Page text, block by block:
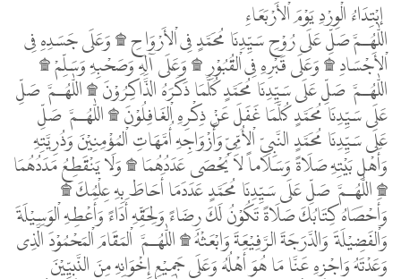
إبْتِدَاءُ الْوِرْدِ يَوْمَ اْلأَرْبَعَاءِ
اللّٰهُـمَّ صَلِّ عَلَى رُوْحِ سَيِّدِنَا مُحَمَّدٍ فِى اْلأَرْوَاحِ ۩ وَعَلَى جَسَدِهِ فِى
اْلأَجْسَادِ ۩ وَعَلَى قَبْرِهِ فِى اْلقُبُوْرِ ۩ وَعَلَى آلِهِ وَصَحْبِهِ وَسَلِّمْ ۩
اللّٰهُـمَّ صَلِّ عَلَى سَيِّدِنَا مُحَمَّدٍ كُلَّمَا ذَكَرَهُ الذَّاكِرُوْنَ ۩ اللّٰهُـمَّ صَلِّ
عَلَى سَيِّدِنَا مُحَمَّدٍ كُلَّمَا غَفَلَ عَنْ ذِكْرِهِ اْلغَافِلُوْنَ ۩ اللّٰهُـمَّ صَلِّ
عَلَى سَيِّدِنَا مُحَمَّدٍ النَّبِىِّ اْلأُمِّىِّ وَأَزْوَاجِهِ أُمَّهَاتِ اْلمُؤْمِنِيْنَ وَذُرِيَّتِهِ
وَأَهْلِ بَيْتِهِ صَلَاةً وَسَلَاماً لاَ يُحْصَى عَدَدُهُمَا ۩ وَلَا يَنْقَطِعُ مَدَدُهُمَا
۩ اللّٰهُـمَّ صَلِّ عَلَى سَيِّدِنَا مُحَمَّدٍ عَدَدَمَا أَحَاطَ بِهِ عِلْمُكَ ۩
وَأَحْصَاهُ كِتَابُكَ صَلَاةً تَكُوْنُ لَكَ رِضَاءً وَلِحَقِّهِ أَدَاءً وَأَعْطِهِ اْلوَسِيْلَةَ
وَاْلفَضِيْلَةَ وَالدَّرَجَةَ الرَّفِيْعَةَ وَابْعَثْهُ ۩ اللّٰهُـمَّ اْلمَقَامَ اْلمَحْمُوْدَ الَّذِى
وَعَدْتَهُ وَاجْزِهِ عَنَّا مَا هُوَ أَهْلُهُ وَعَلَى جَمِيْعِ إِخْوَانِهِ مِنَ النَّبِيِّيْنَ